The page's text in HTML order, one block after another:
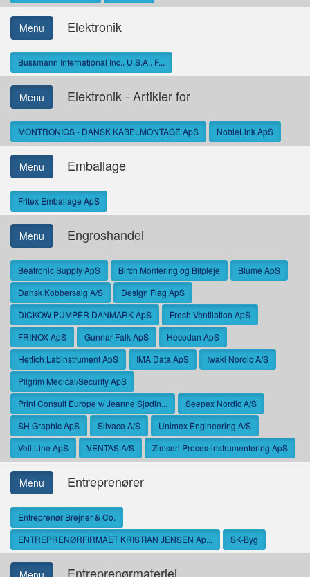
Menu Elektronik
Bussmann International Inc.. U.S.A.. F...
Menu Elektronik - Artikler for
MONTRONICS - DANSK KABELMONTAGE ApS NobleLink ApS
Menu Emballage
Fritex Emballage ApS
Menu Engroshandel
Beatronic Supply ApS Birch Montering og Bilpleje
Blume ApS
Dansk Kobbersalg A/S
Design Flag ApS
DICKOW PUMPER DANMARK ApS
Fresh Ventilation ApS
FRINOX ApS
Gunnar Falk ApS
Hecodan ApS
Hettich Labinstrument ApS
IMA Data ApS
Iwaki Nordic A/S
Pilgrim Medical/Security ApS
Print Consult Europe v/ Jeanne Sjødin...
Seepex Nordic A/S
SH Graphic ApS
Silvaco A/S
Unimex Engineering A/S
Veli Line ApS
VENTAS A/S Zimsen Proces-instrumentering ApS
Menu Entreprenører
Entreprenør Brejner & Co.
ENTREPRENØRFIRMAET KRISTIAN JENSEN Ap...
SK-Byg
Menu Entreprenørmateriel